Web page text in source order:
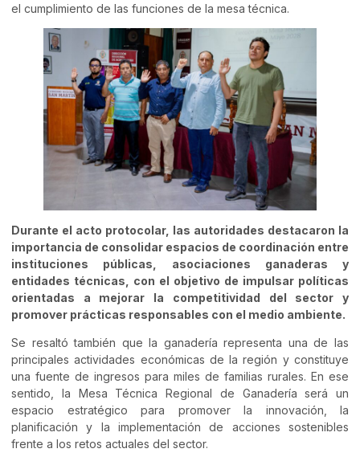
el cumplimiento de las funciones de la mesa técnica.
Durante el acto protocolar, las autoridades destacaron la
importancia de consolidar espacios de coordinación entre
instituciones públicas, asociaciones ganaderas y
entidades técnicas, con el objetivo de impulsar políticas
orientadas a mejorar la competitividad del sector y
promover prácticas responsables con el medio ambiente.
Se resaltó también que la ganadería representa una de las
principales actividades económicas de la región y constituye
una fuente de ingresos para miles de familias rurales. En ese
sentido, la Mesa Técnica Regional de Ganadería será un
espacio estratégico para promover la innovación, la
planificación y la implementación de acciones sostenibles
frente a los retos actuales del sector.